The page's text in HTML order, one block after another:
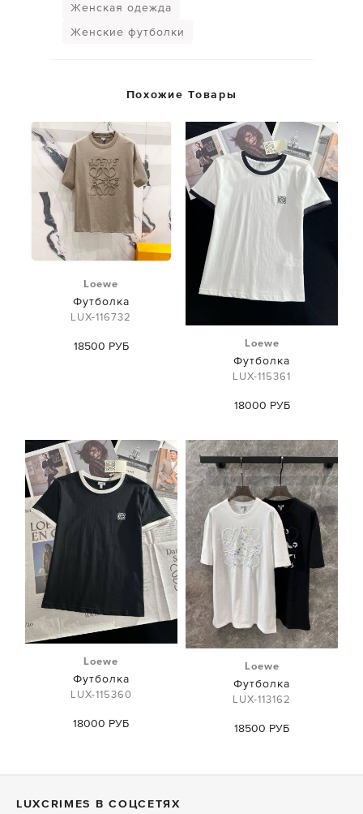
Женская одежда
Женские футболки
Похожие Товары
Loewe
Футболка
LUX-116732
18500 РУБ Loewe
Футболка
LUX-115361
18000 РУБ
Loewe
Футболка
LUX-115360
18000 РУБ
Loewe
Футболка
LUX-113162
18500 РУБ
LUXСRIMES В СОЦСЕТЯХ